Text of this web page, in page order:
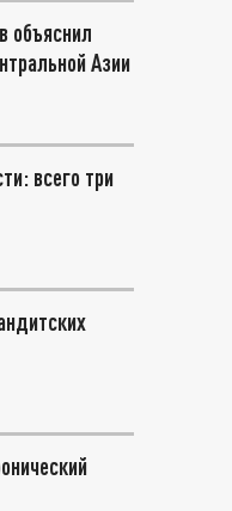
объяснил
Азии
всего три